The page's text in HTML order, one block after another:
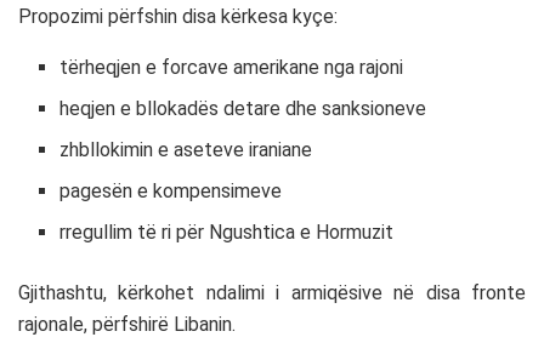
Propozimi përfshin disa kërkesa kyçe:
tërheqjen e forcave amerikane nga rajoni
heqjen e bllokadës detare dhe sanksioneve
zhbllokimin e aseteve iraniane
pagesën e kompensimeve
rregullim të ri për Ngushtica e Hormuzit
Gjithashtu, kërkohet ndalimi i armiqësive në disa fronte
rajonale, përfshirë Libanin.